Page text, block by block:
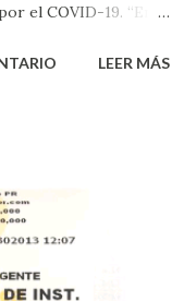
el COVID-19. “En
vendedores y
sorteo de Powerball,
realizando en los
conocer los
de la página
LEER MÁS